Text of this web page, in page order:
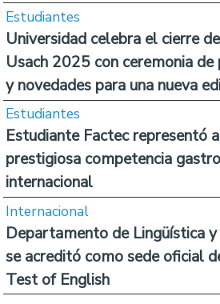
Estudiantes
Universidad celebra el cierre
Usach 2025 con ceremonia de
y novedades para una nueva
Estudiantes
Estudiante Factec representó
prestigiosa competencia
internacional
Internacional
Departamento de Lingüística
se acreditó como sede oficial
Test of English